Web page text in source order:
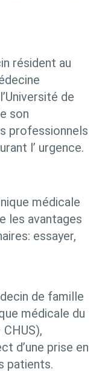
résident au
de
son
professionnels
l’ urgence.
médicale
les avantages
essayer,
de famille
médicale du
d’une prise en
patients.